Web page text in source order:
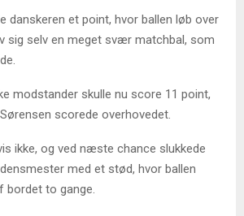
danskeren et point, hvor ballen løb over
sig selv en meget svær matchbal, som
modstander skulle nu score 11 point,
scorede overhovedet.
ikke, og ved næste chance slukkede
med et stød, hvor ballen
bordet to gange.